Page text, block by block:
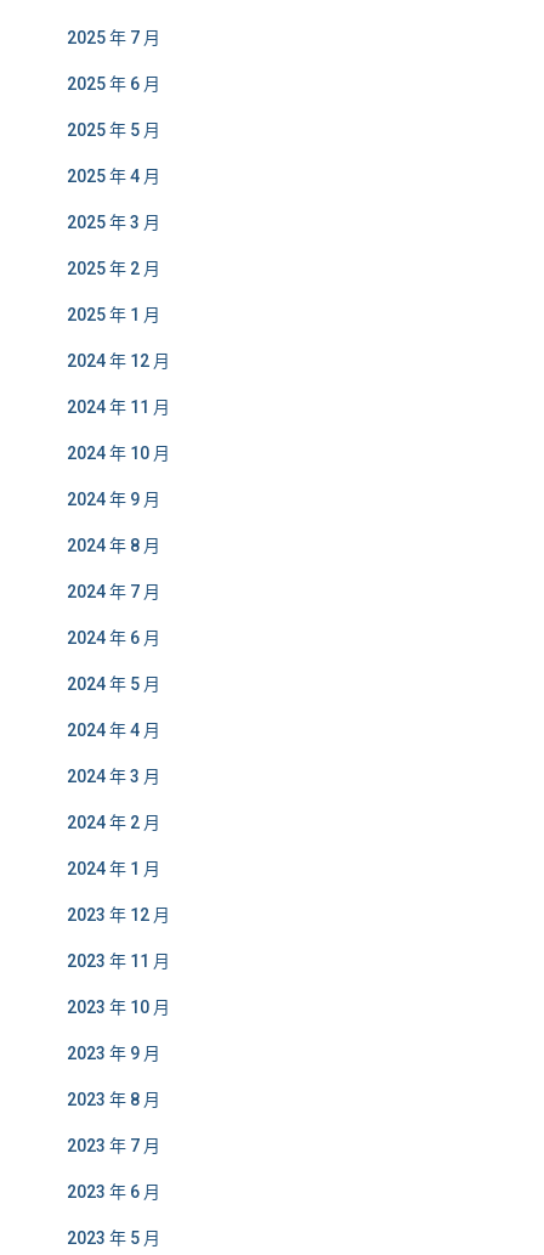
2025 年 7 月
2025 年 6 月
2025 年 5 月
2025 年 4 月
2025 年 3 月
2025 年 2 月
2025 年 1 月
2024 年 12 月
2024 年 11 月
2024 年 10 月
2024 年 9 月
2024 年 8 月
2024 年 7 月
2024 年 6 月
2024 年 5 月
2024 年 4 月
2024 年 3 月
2024 年 2 月
2024 年 1 月
2023 年 12 月
2023 年 11 月
2023 年 10 月
2023 年 9 月
2023 年 8 月
2023 年 7 月
2023 年 6 月
2023 年 5 月